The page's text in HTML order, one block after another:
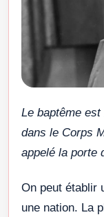
Le baptême
dans le Corps
appelé la porte
On peut établir
une nation. La